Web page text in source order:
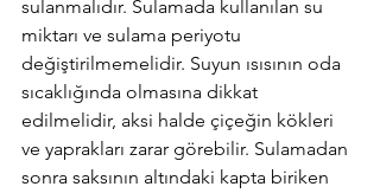
sulanmalıdır. Sulamada kullanılan su
miktarı ve sulama periyotu
değiştirilmemelidir. Suyun ısısının oda
sıcaklığında olmasına dikkat
edilmelidir, aksi halde çiçeğin kökleri
ve yaprakları zarar görebilir. Sulamadan
sonra saksının altındaki kapta biriken